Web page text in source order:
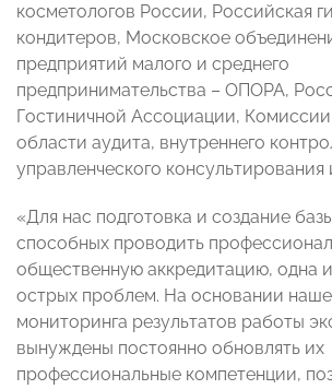
косметологов России, Российская
кондитеров, Московское
предприятий малого и среднего
предпринимательства – ОПОРА,
Гостиничной Ассоциации, Комиссии
области аудита, внутреннего
управленческого консультирования
«Для нас подготовка и создание
способных проводить
общественную аккредитацию, одна
острых проблем. На основании
мониторинга результатов работы
вынуждены постоянно обновлять их
профессиональные компетенции,